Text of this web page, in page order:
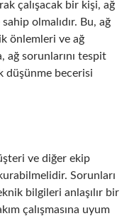
çalışacak bir kişi, ağ
olmalıdır. Bu, ağ
önlemleri ve ağ
ağ sorunlarını tespit
düşünme becerisi
ve diğer ekip
Sorunları
bilgileri anlaşılır bir
çalışmasına uyum